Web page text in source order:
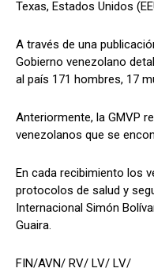
Texas, Estados Unidos
A través de una
Gobierno venezolano
al país 171 hombres, 17
Anteriormente, la GMVP
venezolanos que se
En cada recibimiento los
protocolos de salud y
Internacional Simón
Guaira.
FIN/AVN/ RV/ LV/ LV/